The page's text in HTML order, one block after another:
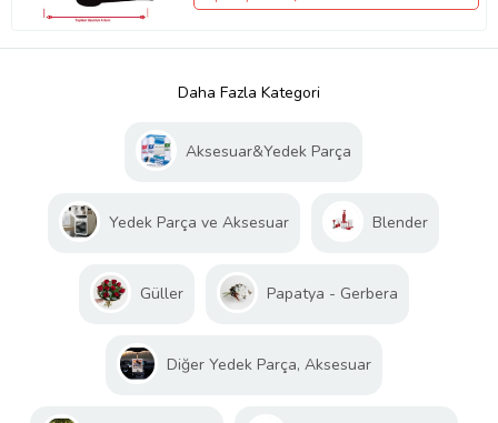
Daha Fazla Kategori
Aksesuar&Yedek Parça
Yedek Parça ve Aksesuar Blender
Güller Papatya - Gerbera
Diğer Yedek Parça, Aksesuar